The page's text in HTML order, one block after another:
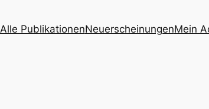
Alle PublikationenNeuerscheinungenMein